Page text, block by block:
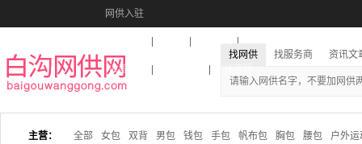
网供入驻
收藏本站
找网供 找服务商 资讯文
主营： 全部 女包 双背 男包 钱包 手包 帆布包 胸包 腰包 户外运